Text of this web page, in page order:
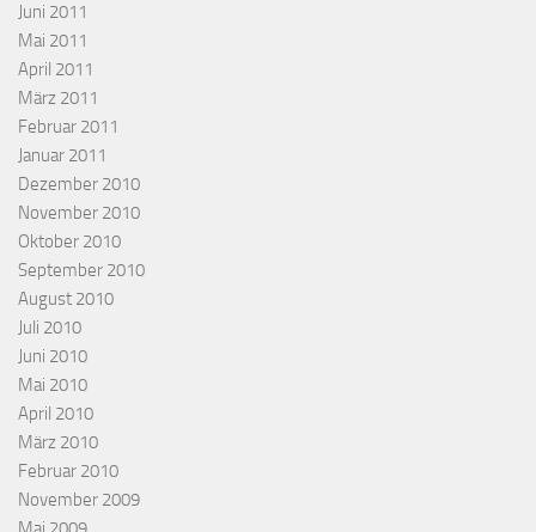
Juni 2011
Mai 2011
April 2011
März 2011
Februar 2011
Januar 2011
Dezember 2010
November 2010
Oktober 2010
September 2010
August 2010
Juli 2010
Juni 2010
Mai 2010
April 2010
März 2010
Februar 2010
November 2009